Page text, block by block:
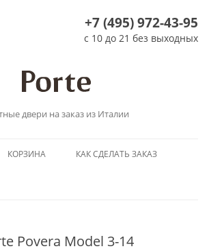
+7 (495) 972-43-95
с 10 до 21 без выходных
двери на заказ из Италии
КОРЗИНА КАК СДЕЛАТЬ ЗАКАЗ
Povera Model 3-14